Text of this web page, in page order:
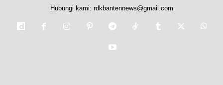
Hubungi kami: rdkbantennews@gmail.com